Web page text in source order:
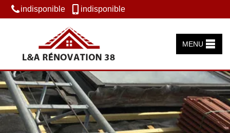
indisponible indisponible
MENU